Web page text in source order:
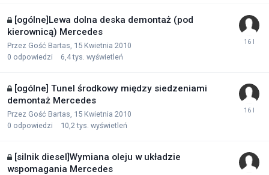
[ogólne]Lewa dolna deska demontaż (pod
kierownicą) Mercedes
Przez Gość Bartas, 15 Kwietnia 2010
0 odpowiedzi 6,4 tys. wyświetleń
[ogólne] Tunel środkowy między siedzeniami
demontaż Mercedes
Przez Gość Bartas, 15 Kwietnia 2010
0 odpowiedzi 10,2 tys. wyświetleń
[silnik diesel]Wymiana oleju w układzie
wspomagania Mercedes